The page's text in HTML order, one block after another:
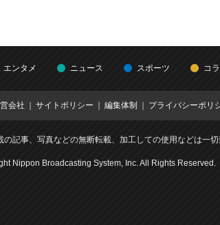
エンタメ ニュース スポーツ コ
会社 サイトポリシー 編集体制 プライバシーポリ
の記事、写真などの無断転載、加工しての使用などは一切
Nippon Broadcasting System, Inc. All Rights Reserved.